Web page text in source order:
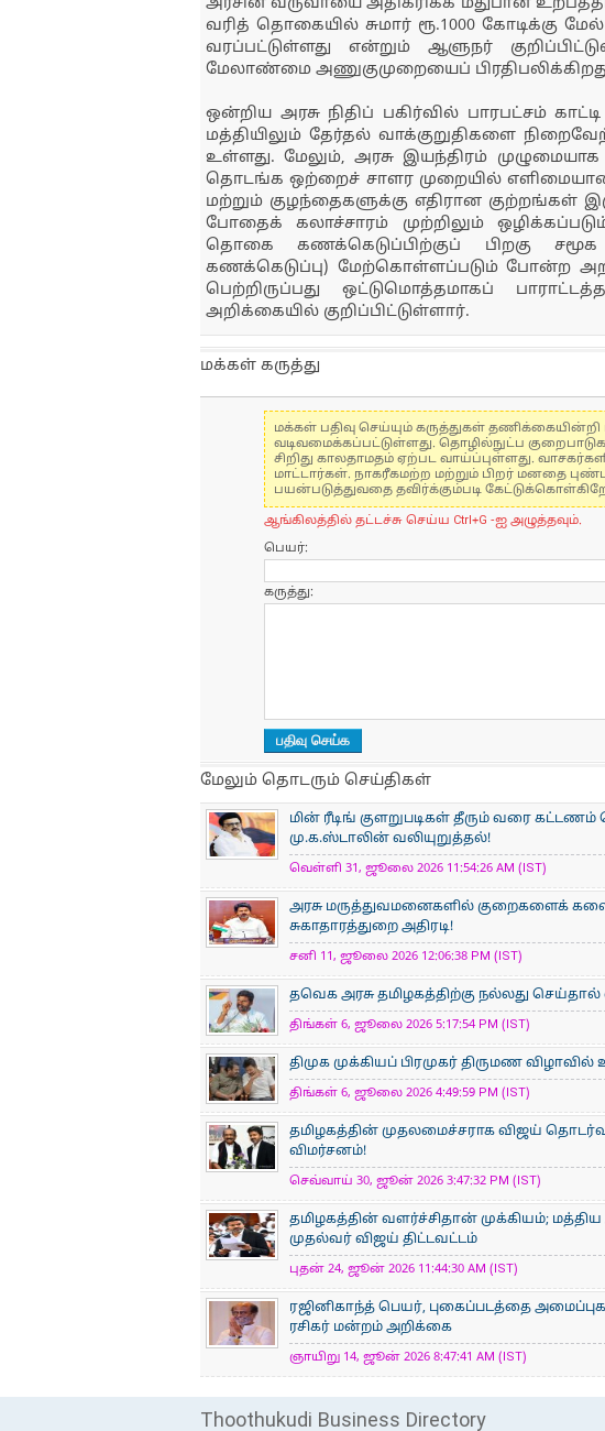
அரசின் வருவாயை அதிகரிக்க மதுபான
வரித் தொகையில் சுமார் ரூ.1000 கோடிக்கு
வரப்பட்டுள்ளது என்றும் ஆளுநர்
மேலாண்மை அணுகுமுறையைப்
ஒன்றிய அரசு நிதிப் பகிர்வில் பாரபட்சம்
மத்தியிலும் தேர்தல் வாக்குறுதிகளை
உள்ளது. மேலும், அரசு இயந்திரம்
தொடங்க ஒற்றைச் சாளர முறையில்
மற்றும் குழந்தைகளுக்கு எதிரான குற்றங்கள்
போதைக் கலாச்சாரம் முற்றிலும்
தொகை கணக்கெடுப்பிற்குப் பிறகு சமூக
கணக்கெடுப்பு) மேற்கொள்ளப்படும் போன்ற
பெற்றிருப்பது ஒட்டுமொத்தமாகப்
அறிக்கையில் குறிப்பிட்டுள்ளார்.
மக்கள் கருத்து
மக்கள் பதிவு செய்யும் கருத்துகள்
வடிவமைக்கப்பட்டுள்ளது. தொழில்நுட்ப
சிறிது காலதாமதம் ஏற்பட வாய்ப்புள்ளது.
மாட்டார்கள். நாகரீகமற்ற மற்றும் பிறர் மனதை
பயன்படுத்துவதை தவிர்க்கும்படி
ஆங்கிலத்தில் தட்டச்சு செய்ய Ctrl+G -ஐ அழுத்தவும்.
பெயர்:
கருத்து:
மேலும் தொடரும் செய்திகள்
மின் ரீடிங் குளறுபடிகள் தீரும் வரை
மு.க.ஸ்டாலின் வலியுறுத்தல்!
வெள்ளி 31, ஜூலை 2026 11:54:26 AM (IST)
அரசு மருத்துவமனைகளில் குறைகளைக்
சுகாதாரத்துறை அதிரடி!
சனி 11, ஜூலை 2026 12:06:38 PM (IST)
தவெக அரசு தமிழகத்திற்கு நல்லது
திங்கள் 6, ஜூலை 2026 5:17:54 PM (IST)
திமுக முக்கியப் பிரமுகர் திருமண
திங்கள் 6, ஜூலை 2026 4:49:59 PM (IST)
தமிழகத்தின் முதலமைச்சராக விஜய்
விமர்சனம்!
செவ்வாய் 30, ஜூன் 2026 3:47:32 PM (IST)
தமிழகத்தின் வளர்ச்சிதான் முக்கியம்;
முதல்வர் விஜய் திட்டவட்டம்
புதன் 24, ஜூன் 2026 11:44:30 AM (IST)
ரஜினிகாந்த் பெயர், புகைப்படத்தை
ரசிகர் மன்றம் அறிக்கை
ஞாயிறு 14, ஜூன் 2026 8:47:41 AM (IST)
Thoothukudi Business Directory